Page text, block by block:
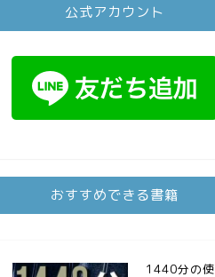
公式アカウント
おすすめできる書籍
1440分の使